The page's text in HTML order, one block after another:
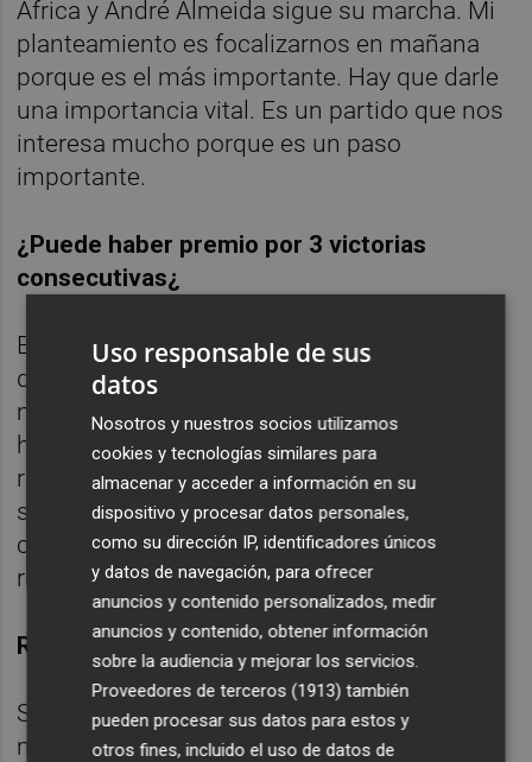
África y André Almeida sigue su marcha. Mi
planteamiento es focalizarnos en mañana
porque es el más importante. Hay que darle
una importancia vital. Es un partido que nos
interesa mucho porque es un paso
importante.
¿Puede haber premio por 3 victorias
consecutivas¿
Es un objetivo que te da este partido
después de ganar dos, pero me concentro
más en qué tenemos que hacer y cómo
hacerlo que en las consecuencias del
resultado. Me he centrado en ello durante la
semana. Días libres con lo apretado del
calendario, es difícil. Espero del equipo la
respuesta que merece el partido.
Refuerzos
Sigo diciendo lo mismo. No puedo pensar
más que en el próximo partido porque
Uso responsable de sus
datos
Nosotros y nuestros socios utilizamos
cookies y tecnologías similares para
almacenar y acceder a información en su
dispositivo y procesar datos personales,
como su dirección IP, identificadores únicos
y datos de navegación, para ofrecer
anuncios y contenido personalizados, medir
anuncios y contenido, obtener información
sobre la audiencia y mejorar los servicios.
Proveedores de terceros (1913) también
pueden procesar sus datos para estos y
otros fines, incluido el uso de datos de